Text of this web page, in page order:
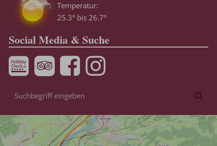
Temperatur:
25.3° bis 26.7°
Social Media & Suche
Suchbegriff
eingeben